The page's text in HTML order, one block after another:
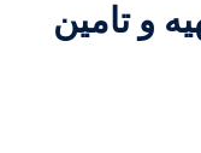
و تامین